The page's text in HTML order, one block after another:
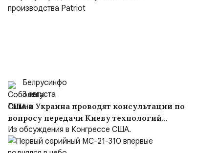
Белрусинфо
3 августа
США и Украина проводят консультации по
вопросу передачи Киеву технологий
производства Patriot
Из обсуждения в Конгрессе США.